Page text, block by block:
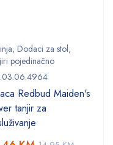
, Dodaci za stol,
pojedinačno
Redbud Maiden's
tanjir za